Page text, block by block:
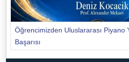
Öğrencimizden Uluslararası Piyano
Başarısı